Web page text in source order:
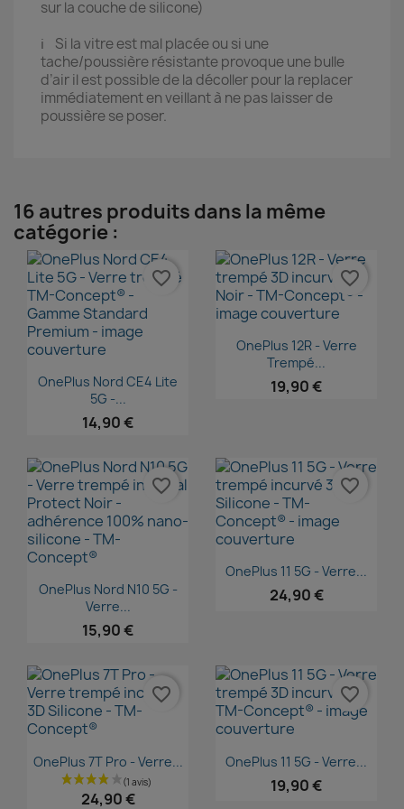
sur la couche de silicone)
ℹ️ Si la vitre est mal placée ou si une
tache/poussière résistante provoque une bulle
d’air il est possible de la décoller pour la replacer
immédiatement en veillant à ne pas laisser de
poussière se poser.
16 autres produits dans la même
catégorie :
Aperçu rapide
OnePlus Nord CE4 Lite
5G -...
14,90 €
favorite_border
Aperçu rapide
OnePlus 12R - Verre
Trempé...
19,90 €
favorite_border
Aperçu rapide
OnePlus Nord N10 5G -
Verre...
15,90 €
favorite_border
Aperçu rapide
OnePlus 11 5G - Verre...
24,90 €
favorite_border
Aperçu rapide
OnePlus 7T Pro - Verre...
24,90 €
favorite_border
Aperçu rapide
OnePlus 11 5G - Verre...
19,90 €
favorite_border